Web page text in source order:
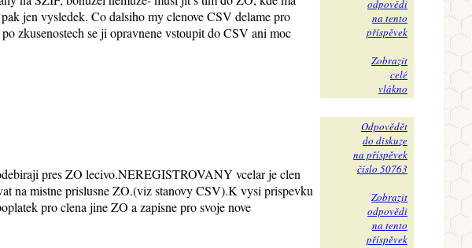
jen vysledek. Co dalsiho my clenove CSV delame pro
zkusenostech se ji opravnene vstoupit do CSV ani moc
odpovědi
na tento
příspěvek
Zobrazit
celé
vlákno
pres ZO lecivo.NEREGISTROVANY vcelar je clen
na mistne prislusne ZO.(viz stanovy CSV).K vysi prispevku
pro clena jine ZO a zapisne pro svoje nove
Odpovědět
do diskuze
na příspěvek
číslo 50763
Zobrazit
odpovědi
na tento
příspěvek